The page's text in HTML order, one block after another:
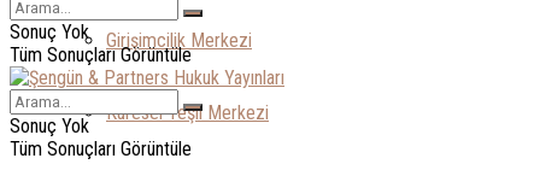
Girişimcilik Merkezi
Küresel Yeşil Merkezi
Sonuç Yok
Tüm Sonuçları Görüntüle
Sonuç Yok
Tüm Sonuçları Görüntüle